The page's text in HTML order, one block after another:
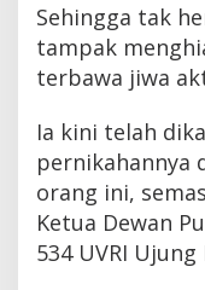
Sehingga tak
tampak
terbawa jiwa
Ia kini telah
pernikahannya
orang ini,
Ketua Dewan
534 UVRI Ujung